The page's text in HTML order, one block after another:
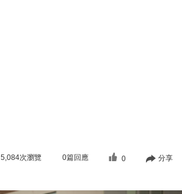
5,084次瀏覽 0篇回應 0 分享